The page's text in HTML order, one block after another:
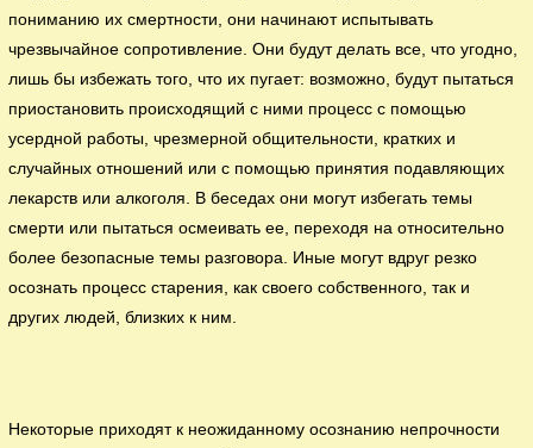
пониманию их смертности, они начинают испытывать
чрезвычайное сопротивление. Они будут делать все, что угодно,
лишь бы избежать того, что их пугает: возможно, будут пытаться
приостановить происходящий с ними процесс с помощью
усердной работы, чрезмерной общительности, кратких и
случайных отношений или с помощью принятия подавляющих
лекарств или алкоголя. В беседах они могут избегать темы
смерти или пытаться осмеивать ее, переходя на относительно
более безопасные темы разговора. Иные могут вдруг резко
осознать процесс старения, как своего собственного, так и
других людей, близких к ним.
Некоторые приходят к неожиданному осознанию непрочности